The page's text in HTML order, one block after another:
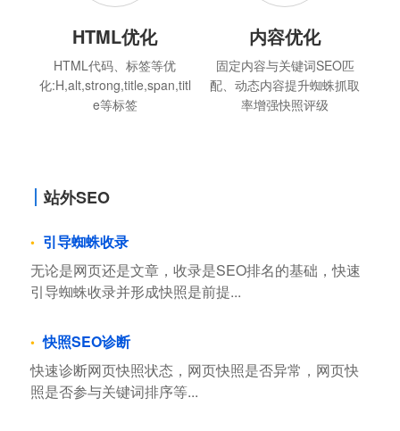
HTML优化
HTML代码、标签等优
化:H,alt,strong,title,span,titl
e等标签
内容优化
固定内容与关键词SEO匹
配、动态内容提升蜘蛛抓取
率增强快照评级
站外SEO
引导蜘蛛收录
无论是网页还是文章，收录是SEO排名的基础，快速
引导蜘蛛收录并形成快照是前提...
快照SEO诊断
快速诊断网页快照状态，网页快照是否异常，网页快
照是否参与关键词排序等...